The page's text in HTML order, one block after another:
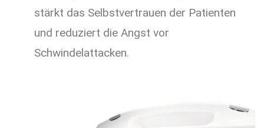
stärkt das Selbstvertrauen der Patienten
und reduziert die Angst vor
Schwindelattacken.